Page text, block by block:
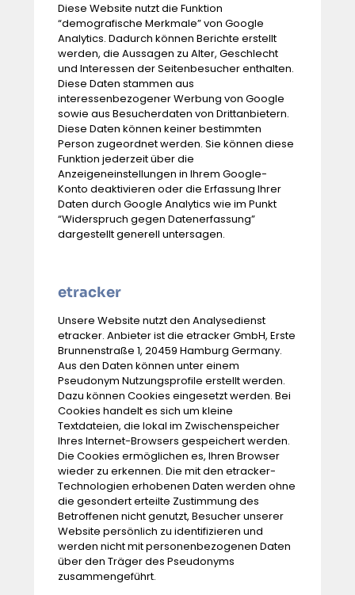
Diese Website nutzt die Funktion
“demografische Merkmale” von Google
Analytics. Dadurch können Berichte erstellt
werden, die Aussagen zu Alter, Geschlecht
und Interessen der Seitenbesucher enthalten.
Diese Daten stammen aus
interessenbezogener Werbung von Google
sowie aus Besucherdaten von Drittanbietern.
Diese Daten können keiner bestimmten
Person zugeordnet werden. Sie können diese
Funktion jederzeit über die
Anzeigeneinstellungen in Ihrem Google-
Konto deaktivieren oder die Erfassung Ihrer
Daten durch Google Analytics wie im Punkt
“Widerspruch gegen Datenerfassung”
dargestellt generell untersagen.
etracker
Unsere Website nutzt den Analysedienst
etracker. Anbieter ist die etracker GmbH, Erste
Brunnenstraße 1, 20459 Hamburg Germany.
Aus den Daten können unter einem
Pseudonym Nutzungsprofile erstellt werden.
Dazu können Cookies eingesetzt werden. Bei
Cookies handelt es sich um kleine
Textdateien, die lokal im Zwischenspeicher
Ihres Internet-Browsers gespeichert werden.
Die Cookies ermöglichen es, Ihren Browser
wieder zu erkennen. Die mit den etracker-
Technologien erhobenen Daten werden ohne
die gesondert erteilte Zustimmung des
Betroffenen nicht genutzt, Besucher unserer
Website persönlich zu identifizieren und
werden nicht mit personenbezogenen Daten
über den Träger des Pseudonyms
zusammengeführt.